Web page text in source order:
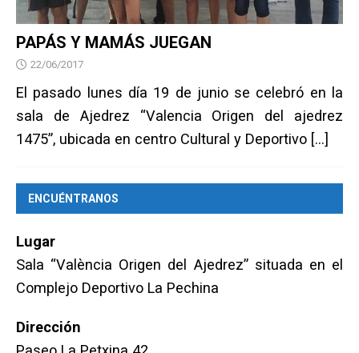
PAPÁS Y MAMÁS JUEGAN
22/06/2017
El pasado lunes día 19 de junio se celebró en la
sala de Ajedrez “Valencia Origen del ajedrez
1475”, ubicada en centro Cultural y Deportivo […]
ENCUÉNTRANOS
Lugar
Sala “València Origen del Ajedrez” situada en el
Complejo Deportivo La Pechina
Dirección